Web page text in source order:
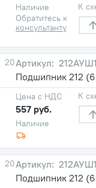
Наличие
Обратитесь к
консультанту
К
20
Подшипник 212
Наличие
Цена с НДС
557 руб.
К
20
Подшипник 212